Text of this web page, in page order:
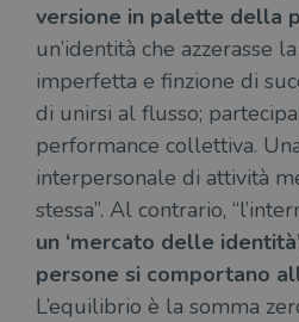
versione in palette della
un’identità che azzerasse
imperfetta e finzione di
di unirsi al flusso;
performance collettiva.
interpersonale di attività
stessa”. Al contrario,
un ‘mercato delle
persone si comportano
L’equilibrio è la somma